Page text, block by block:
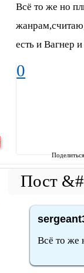
Всё то же но
есть и Вагнер
0
Всё то же